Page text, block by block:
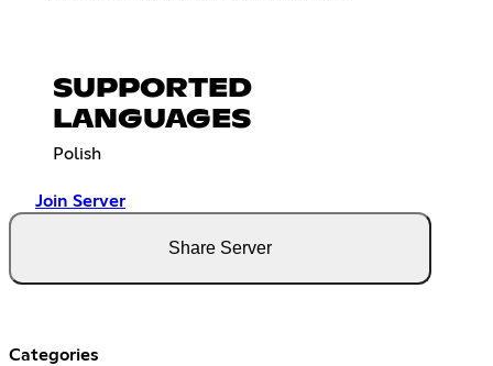
SUPPORTED
LANGUAGES
Polish
Join Server
Share Server
Categories